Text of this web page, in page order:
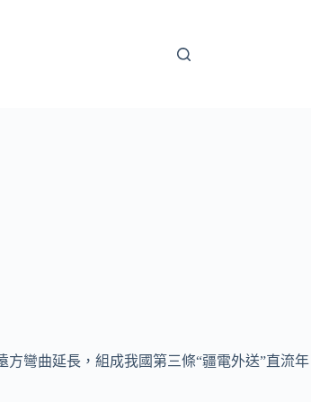
彎曲延長，組成我國第三條“疆電外送”直流年